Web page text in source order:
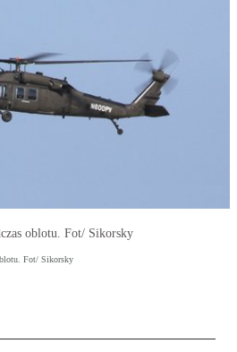
oblotu. Fot/ Sikorsky
Fot/ Sikorsky